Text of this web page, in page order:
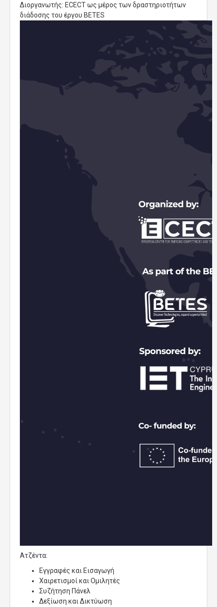
Διοργανωτής: ECECT ως μέρος των δραστηριοτήτων
διάδοσης του έργου BETES
Ατζέντα:
Εγγραφές και Εισαγωγή
Χαιρετισμοί και Ομιλητές
Συζήτηση Πάνελ
Δεξίωση και Δικτύωση